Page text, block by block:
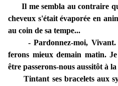
Il me sembla au contraire
cheveux s'était évaporée en
au coin de sa tempe...
- Pardonnez-moi, Vivant.
ferons mieux demain matin.
être passerons-nous aussitôt à
Tintant ses bracelets aux